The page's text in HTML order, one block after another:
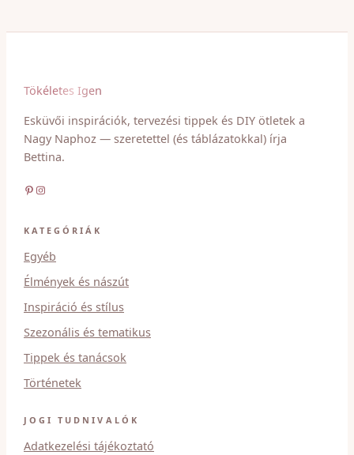
Tökéletes Igen
Esküvői inspirációk, tervezési tippek és DIY ötletek a
Nagy Naphoz — szeretettel (és táblázatokkal) írja
Bettina.
Pinterest Instagram
KATEGÓRIÁK
Egyéb
Élmények és nászút
Inspiráció és stílus
Szezonális és tematikus
Tippek és tanácsok
Történetek
JOGI TUDNIVALÓK
Adatkezelési tájékoztató